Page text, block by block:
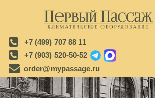
+7 (499) 707 88 11
+7 (903) 520-50-52
order@mypassage.ru